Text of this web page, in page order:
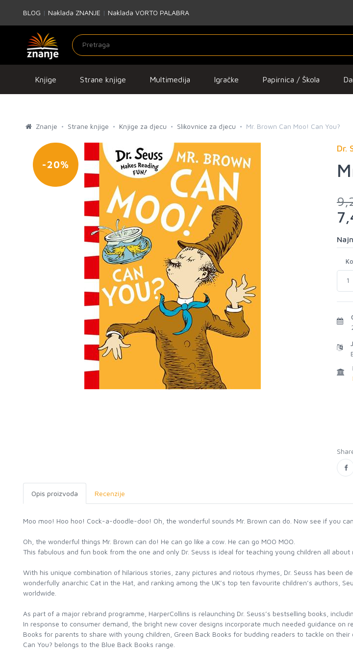
BLOG | Naklada ZNANJE | Naklada VORTO PALABRA
Knjige Strane knjige Multimedija Igračke Papirnica / Škola
Znanje Strane knjige Knjige za djecu Slikovnice za djecu Mr. Brown Can Moo! Can You?
-20%
Dr.
Opis proizvoda Recenzije
Moo moo! Hoo hoo! Cock-a-doodle-doo! Oh, the wonderful sounds Mr. Brown can do. Now see if you
Oh, the wonderful things Mr. Brown can do! He can go like a cow. He can go MOO MOO.
This fabulous and fun book from the one and only Dr. Seuss is ideal for teaching young children all about
With his unique combination of hilarious stories, zany pictures and riotous rhymes, Dr. Seuss has
wonderfully anarchic Cat in the Hat, and ranking among the UK’s top ten favourite children’s authors,
worldwide.
As part of a major rebrand programme, HarperCollins is relaunching Dr. Seuss’s bestselling books,
In response to consumer demand, the bright new cover designs incorporate much needed guidance
Books for parents to share with young children, Green Back Books for budding readers to tackle on
Can You? belongs to the Blue Back Books range.